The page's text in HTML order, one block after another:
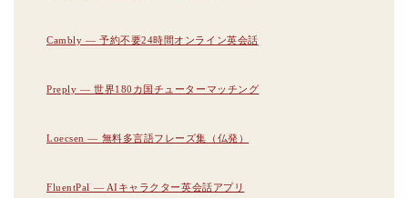
Cambly — 予約不要24時間オンライン英会話
Preply — 世界180カ国チューターマッチング
Loecsen — 無料多言語フレーズ集（仏発）
FluentPal — AIキャラクター英会話アプリ